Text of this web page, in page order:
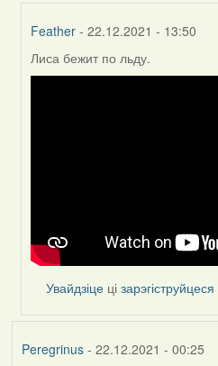
Feather - 22.12.2021 - 13:50
In
Лиса бежит по льду.
Увайдзіце цізарэгіструйцеся
Peregrinus- 22.12.2021 - 00:25